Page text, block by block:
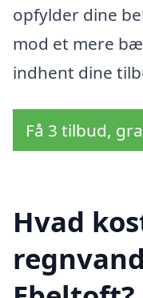
opfylder dine
mod et mere
indhent dine
Få 3 tilbud,
Hvad